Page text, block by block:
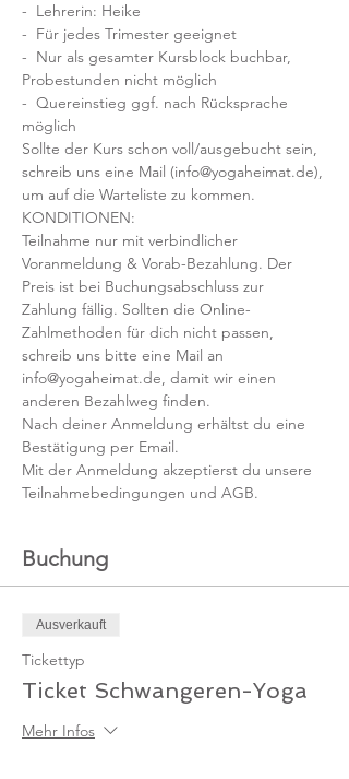
-  Lehrerin: Heike
-  Für jedes Trimester geeignet
-  Nur als gesamter Kursblock buchbar,
Probestunden nicht möglich
-  Quereinstieg ggf. nach Rücksprache
möglich
Sollte der Kurs schon voll/ausgebucht sein,
schreib uns eine Mail (info@yogaheimat.de),
um auf die Warteliste zu kommen.
KONDITIONEN:
Teilnahme nur mit verbindlicher
Voranmeldung & Vorab-Bezahlung. Der
Preis ist bei Buchungsabschluss zur
Zahlung fällig. Sollten die Online-
Zahlmethoden für dich nicht passen,
schreib uns bitte eine Mail an
info@yogaheimat.de, damit wir einen
anderen Bezahlweg finden.
Nach deiner Anmeldung erhältst du eine
Bestätigung per Email.
Mit der Anmeldung akzeptierst du unsere
Teilnahmebedingungen und AGB.
Buchung
Ausverkauft
Tickettyp
Ticket Schwangeren-Yoga
Mehr Infos